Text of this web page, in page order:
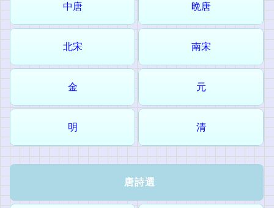
中唐 晩唐
北宋 南宋
金 元
明 清
唐詩選